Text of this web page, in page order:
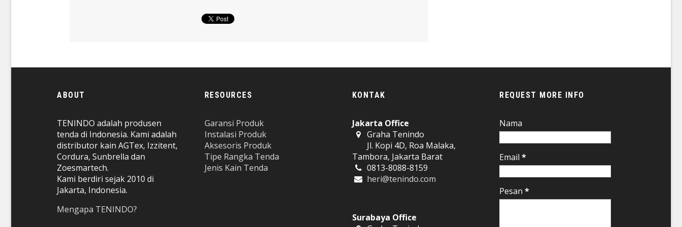
ABOUT
TENINDO adalah produsen
tenda di Indonesia. Kami adalah
distributor kain AGTex, Izzitent,
Cordura, Sunbrella dan
Zoesmartech.
Kami berdiri sejak 2010 di
Jakarta, Indonesia.
Mengapa TENINDO?
RESOURCES
Garansi Produk
Instalasi Produk
Aksesoris Produk
Tipe Rangka Tenda
Jenis Kain Tenda
KONTAK
Jakarta Office
Graha Tenindo
Jl. Kopi 4D, Roa Malaka,
Tambora, Jakarta Barat
0813-8088-8159
heri@tenindo.com
Surabaya Office
REQUEST MORE INFO
Nama
Email*
Pesan*